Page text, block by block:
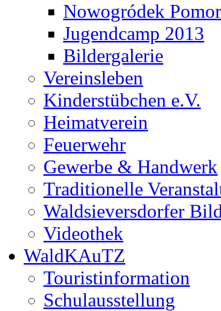
Nowogródek
Jugendcamp 2013
Bildergalerie
Vereinsleben
Kinderstübchen e.V.
Heimatverein
Feuerwehr
Gewerbe & Handwerk
Traditionelle
Waldsieversdorfer
Videothek
WaldKAuTZ
Touristinformation
Schulausstellung